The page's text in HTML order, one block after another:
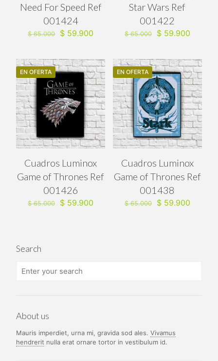
Need For Speed Ref
001424
$65.000
El
era:
$ 65.000.
$ 59.900
es:
$ 59.900.
Star Wars Ref
001422
$65.000
El
era:
$ 65.000.
$59.900El
es:
$
EN OFERTA
Cuadros Luminox
Game of Thrones Ref
001426
$65.000
El
$ 59.900
EN OFERTA
Cuadros Luminox
Game of Thrones Ref
001438
$65.000
El
$59.900El
Search
About us
Mauris imperdiet, urna mi, gravida sod ales. Vivamus
hendrerit nulla erat ornare tortor in vestibulum id.